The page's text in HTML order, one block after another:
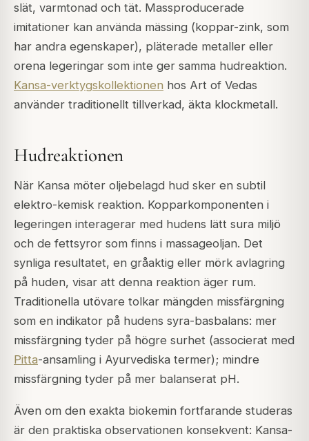
slät, varmtonad och tät. Massproducerade
imitationer kan använda mässing (koppar-zink, som
har andra egenskaper), pläterade metaller eller
orena legeringar som inte ger samma hudreaktion.
Kansa-verktygskollektionen hos Art of Vedas
använder traditionellt tillverkad, äkta klockmetall.
Hudreaktionen
När Kansa möter oljebelagd hud sker en subtil
elektro-kemisk reaktion. Kopparkomponenten i
legeringen interagerar med hudens lätt sura miljö
och de fettsyror som finns i massageoljan. Det
synliga resultatet, en gråaktig eller mörk avlagring
på huden, visar att denna reaktion äger rum.
Traditionella utövare tolkar mängden missfärgning
som en indikator på hudens syra-basbalans: mer
missfärgning tyder på högre surhet (associerat med
Pitta-ansamling i Ayurvediska termer); mindre
missfärgning tyder på mer balanserat pH.
Även om den exakta biokemin fortfarande studeras
är den praktiska observationen konsekvent: Kansa-